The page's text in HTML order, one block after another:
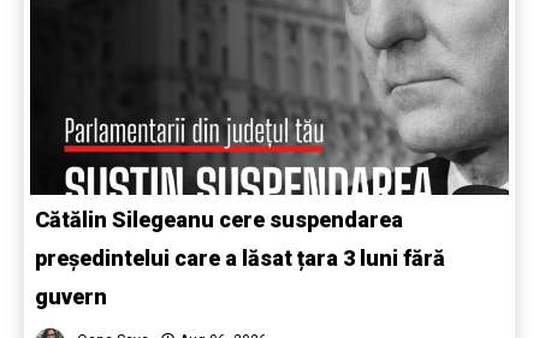
Cătălin Silegeanu cere suspendarea
președintelui care a lăsat țara 3 luni fără
guvern